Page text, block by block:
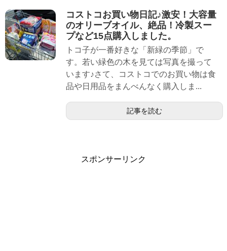
コストコお買い物日記♪激安！大容量
のオリーブオイル、絶品！冷製スー
プなど15点購入しました。
トコ子が一番好きな「新緑の季節」で
す。若い緑色の木を見ては写真を撮って
います♪さて、コストコでのお買い物は食
品や日用品をまんべんなく購入しま...
記事を読む
スポンサーリンク